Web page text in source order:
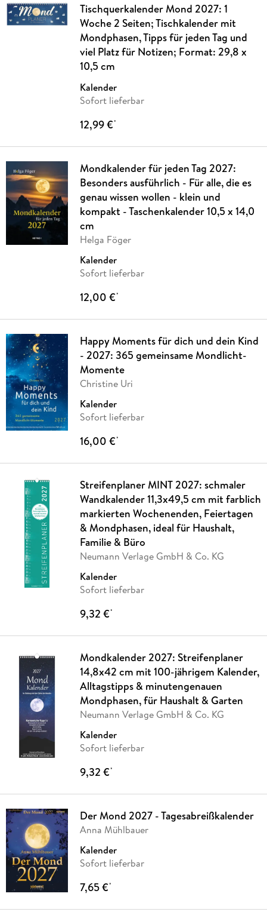
Tischquerkalender Mond 2027: 1
Woche 2 Seiten; Tischkalender mit
Mondphasen, Tipps für jeden Tag und
viel Platz für Notizen; Format: 29,8 x
10,5 cm
Kalender
Sofort lieferbar
12,99 €*
Mondkalender für jeden Tag 2027:
Besonders ausführlich - Für alle, die es
genau wissen wollen - klein und
kompakt - Taschenkalender 10,5 x 14,0
cm
Helga Föger
Kalender
Sofort lieferbar
12,00 €*
Happy Moments für dich und dein Kind
- 2027: 365 gemeinsame Mondlicht-
Momente
Christine Uri
Kalender
Sofort lieferbar
16,00 €*
Streifenplaner MINT 2027: schmaler
Wandkalender 11,3x49,5 cm mit farblich
markierten Wochenenden, Feiertagen
& Mondphasen, ideal für Haushalt,
Familie & Büro
Neumann Verlage GmbH & Co. KG
Kalender
Sofort lieferbar
9,32 €*
Mondkalender 2027: Streifenplaner
14,8x42 cm mit 100-jährigem Kalender,
Alltagstipps & minutengenauen
Mondphasen, für Haushalt & Garten
Neumann Verlage GmbH & Co. KG
Kalender
Sofort lieferbar
9,32 €*
Der Mond 2027 - Tagesabreißkalender
Anna Mühlbauer
Kalender
Sofort lieferbar
7,65 €*